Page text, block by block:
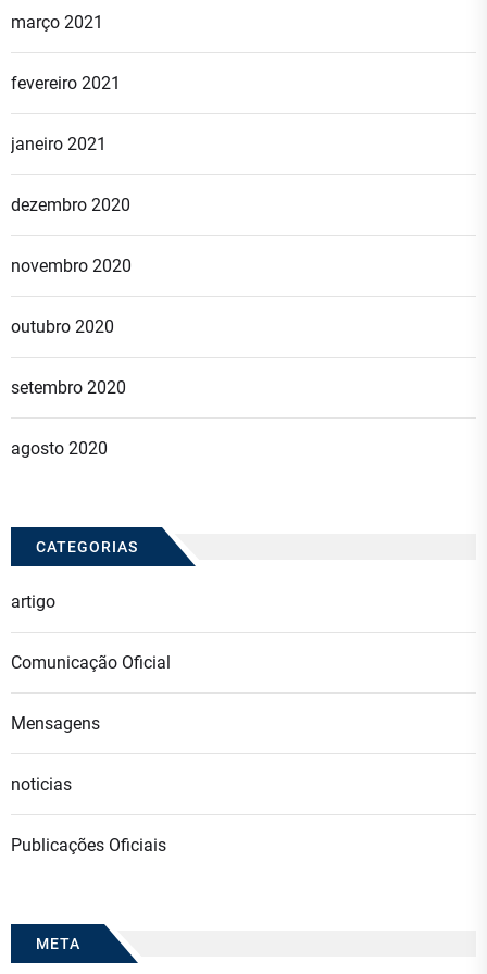
março 2021
fevereiro 2021
janeiro 2021
dezembro 2020
novembro 2020
outubro 2020
setembro 2020
agosto 2020
CATEGORIAS
artigo
Comunicação Oficial
Mensagens
noticias
Publicações Oficiais
META